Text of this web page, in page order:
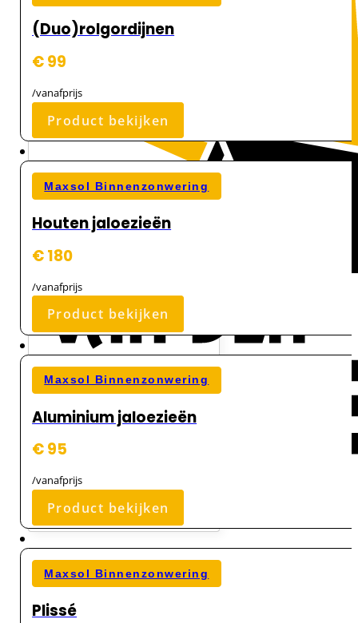
(Duo)rolgordijnen
€ 99
/vanafprijs
Product bekijken
Maxsol Binnenzonwering
Houten jaloezieën
€ 180
/vanafprijs
Product bekijken
Maxsol Binnenzonwering
Aluminium jaloezieën
€ 95
/vanafprijs
Product bekijken
Maxsol Binnenzonwering
Plissé